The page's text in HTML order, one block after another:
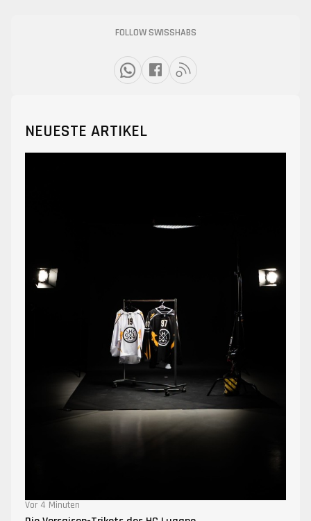
FOLLOW SWISSHABS
NEUESTE ARTIKEL
Vor 4 Minuten